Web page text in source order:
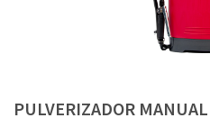
PULVERIZADOR